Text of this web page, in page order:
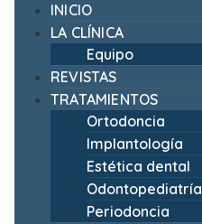
INICIO
LA CLÍNICA
Equipo
REVISTAS
TRATAMIENTOS
Ortodoncia
Implantología
Estética dental
Odontopediatría
Periodoncia